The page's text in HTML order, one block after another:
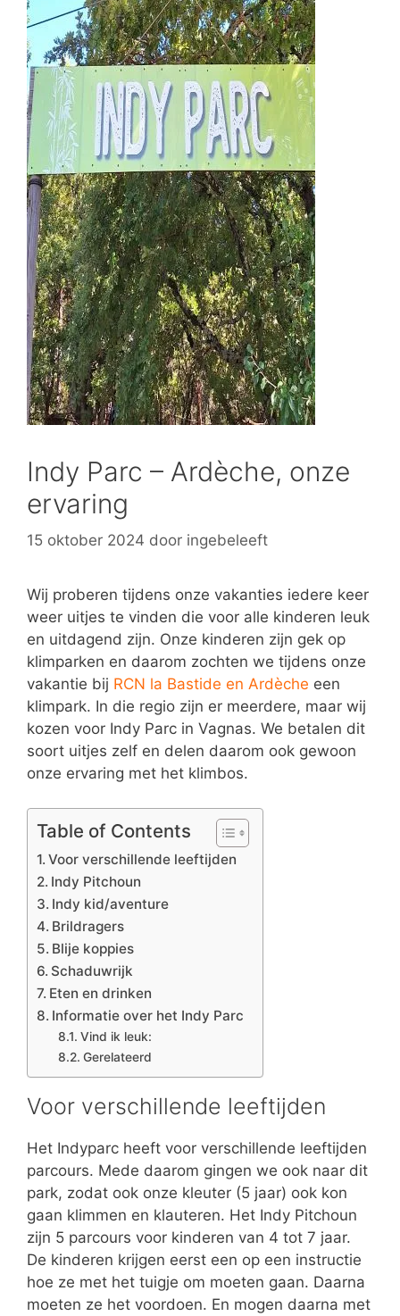
Indy Parc – Ardèche, onze
ervaring
15 oktober 2024 door ingebeleeft
Wij proberen tijdens onze vakanties iedere keer
weer uitjes te vinden die voor alle kinderen leuk
en uitdagend zijn. Onze kinderen zijn gek op
klimparken en daarom zochten we tijdens onze
vakantie bij RCN la Bastide en Ardèche een
klimpark. In die regio zijn er meerdere, maar wij
kozen voor Indy Parc in Vagnas. We betalen dit
soort uitjes zelf en delen daarom ook gewoon
onze ervaring met het klimbos.
Table of Contents
Voor verschillende leeftijden
Indy Pitchoun
Indy kid/aventure
Brildragers
Blije koppies
Schaduwrijk
Eten en drinken
Informatie over het Indy Parc
Vind ik leuk:
Gerelateerd
Voor verschillende leeftijden
Het Indyparc heeft voor verschillende leeftijden
parcours. Mede daarom gingen we ook naar dit
park, zodat ook onze kleuter (5 jaar) ook kon
gaan klimmen en klauteren. Het Indy Pitchoun
zijn 5 parcours voor kinderen van 4 tot 7 jaar.
De kinderen krijgen eerst een op een instructie
hoe ze met het tuigje om moeten gaan. Daarna
moeten ze het voordoen. En mogen daarna met